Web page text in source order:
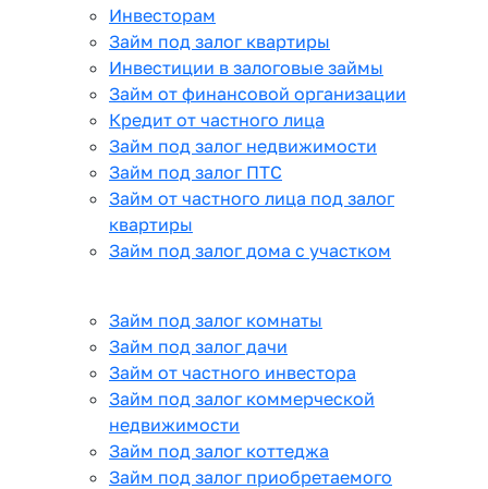
Инвесторам
Займ под залог квартиры
Инвестиции в залоговые займы
Займ от финансовой организации
Кредит от частного лица
Займ под залог недвижимости
Займ под залог ПТС
Займ от частного лица под залог
квартиры
Займ под залог дома с участком
Займ под залог комнаты
Займ под залог дачи
Займ от частного инвестора
Займ под залог коммерческой
недвижимости
Займ под залог коттеджа
Займ под залог приобретаемого